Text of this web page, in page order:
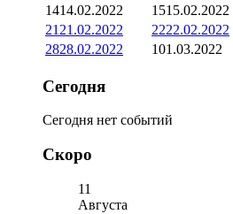
1414.02.2022 1515.02.2022
21 21.02.2022 2222.02.2022
2828.02.2022 101.03.2022
Сегодня
Сегодня нет событий
Скоро
11
Августа